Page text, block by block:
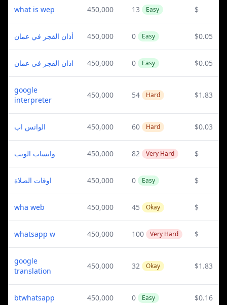
what is wep 450,000 13 Easy $
أذان الفجر في عمان 450,000 0 Easy $0.05
اذان الفجر في عمان 450,000 0 Easy $0.05
google
interpreter
450,000 54 Hard $1.83
الواتس اب 450,000 60 Hard $0.03
واتساب الويب 450,000 82 Very Hard $
اوقات الصلاة 450,000 0 Easy $
wha web 450,000 45 Okay $
whatsapp w 450,000 100 Very Hard $
google
translation
450,000 32 Okay $1.83
btwhatsapp 450,000 0 Easy $0.16